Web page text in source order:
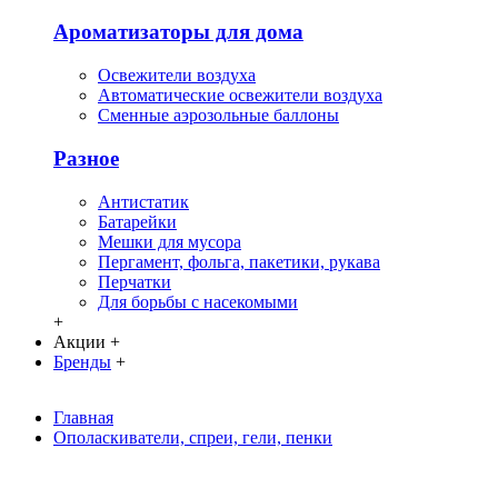
Ароматизаторы для дома
Освежители воздуха
Автоматические освежители воздуха
Сменные аэрозольные баллоны
Разное
Антистатик
Батарейки
Мешки для мусора
Пергамент, фольга, пакетики, рукава
Перчатки
Для борьбы с насекомыми
+
Акции +
Бренды +
Главная
Ополаскиватели, спреи, гели, пенки